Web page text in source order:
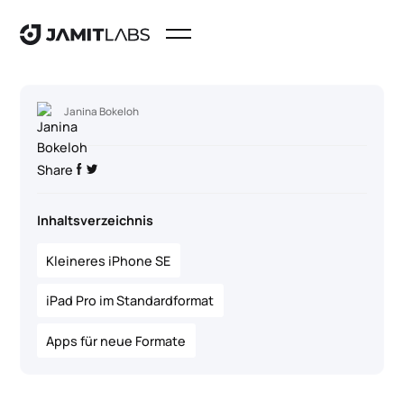
Janina Bokeloh
Share
Inhaltsverzeichnis
Kleineres iPhone SE
iPad Pro im Standardformat
Apps für neue Formate